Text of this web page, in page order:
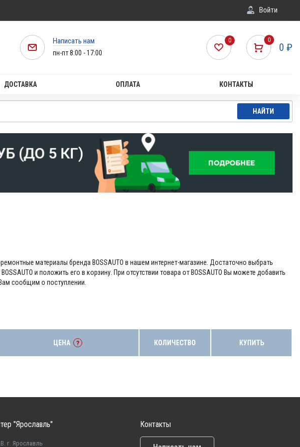
Войти
Написать нам
пн-пт 8:00 - 17:00
0
0 ₽
0
ДОСТАВКА ОПЛАТА КОНТАКТЫ
НАЙТИ
материалы бренда BOSSAUTO в нашем интернет-магазине. Достаточно выбрать
и положить его в корзину. При отсутствии товара от BOSSAUTO Вы можете добавить
сообщим о поступлении.
ЦЕНА ? КОЛИЧЕСТВО КУПИТЬ
"Ярославль"
г. Ярославль
Контакты